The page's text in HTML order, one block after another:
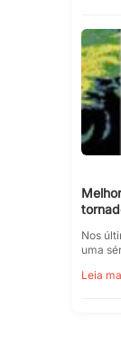
Nos
uma
Leia